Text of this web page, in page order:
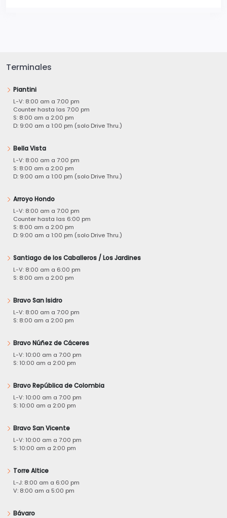
Terminales
Piantini
L-V: 8:00 am a 7:00 pm
Counter hasta las 7:00 pm
S: 8:00 am a 2:00 pm
D: 9:00 am a 1:00 pm (solo Drive Thru.)
Bella Vista
L-V: 8:00 am a 7:00 pm
S: 8:00 am a 2:00 pm
D: 9:00 am a 1:00 pm (solo Drive Thru.)
Arroyo Hondo
L-V: 8:00 am a 7:00 pm
Counter hasta las 6:00 pm
S: 8:00 am a 2:00 pm
D: 9:00 am a 1:00 pm (solo Drive Thru.)
Santiago de los Caballeros / Los Jardines
L-V: 8:00 am a 6:00 pm
S: 8:00 am a 2:00 pm
Bravo San Isidro
L-V: 8:00 am a 7:00 pm
S: 8:00 am a 2:00 pm
Bravo Núñez de Cáceres
L-V: 10:00 am a 7:00 pm
S: 10:00 am a 2:00 pm
Bravo República de Colombia
L-V: 10:00 am a 7:00 pm
S: 10:00 am a 2:00 pm
Bravo San Vicente
L-V: 10:00 am a 7:00 pm
S: 10:00 am a 2:00 pm
Torre Altice
L-J: 8:00 am a 6:00 pm
V: 8:00 am a 5:00 pm
Bávaro